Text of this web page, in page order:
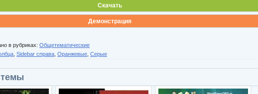
Скачать
Демонстрация
в рубриках: Общетематические
Sidebar справа Оранжевые Серые